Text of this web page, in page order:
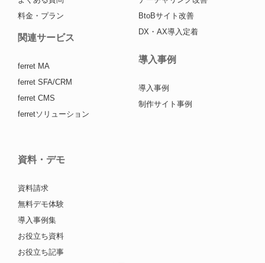
料金・プラン
関連サービス
ferret MA
ferret SFA/CRM
ferret CMS
ferretソリューション
BtoBサイト改善
DX・AX導入定着
導入事例
導入事例
制作サイト事例
資料・デモ
資料請求
無料デモ体験
導入事例集
お役立ち資料
お役立ち記事